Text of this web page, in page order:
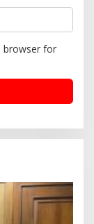
browser for